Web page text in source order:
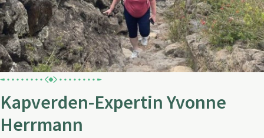
Kapverden-Expertin Yvonne
Herrmann